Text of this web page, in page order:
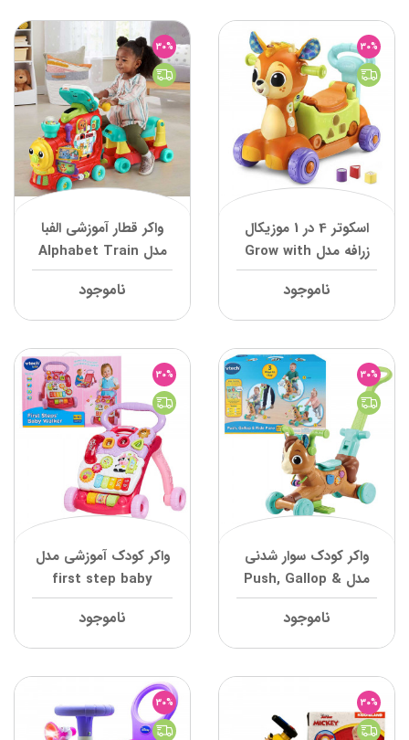
30%
اسکوتر 4 در 1 موزیکال
زرافه مدل Grow with
Me Fawn وی تک
ناموجود
30%
واکر قطار آموزشی الفبا
مدل Alphabet Train
وی تک
ناموجود
30%
واکر کودک سوار شدنی
مدل Push, Gallop &
Ride Pony وی تک
ناموجود
30%
واکر کودک آموزشی مدل
first step baby
صورتی وی تک
ناموجود
30%
30%